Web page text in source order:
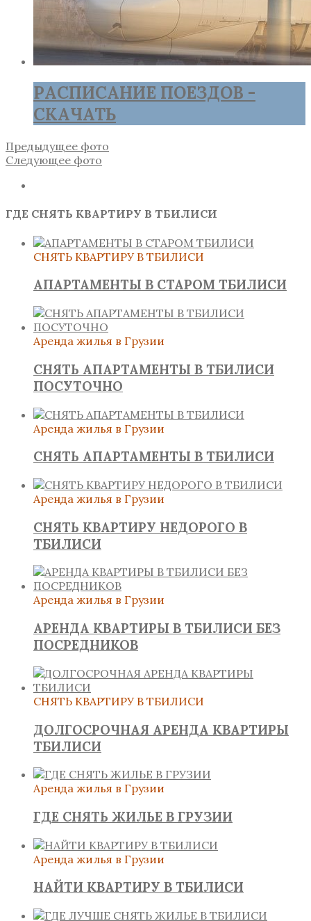
РАСПИСАНИЕ ПОЕЗДОВ -
СКАЧАТЬ
Предыдущее фото
Следующее фото
ГДЕ СНЯТЬ КВАРТИРУ В ТБИЛИСИ
СНЯТЬ КВАРТИРУ В ТБИЛИСИ
АПАРТАМЕНТЫ В СТАРОМ ТБИЛИСИ
Аренда жилья в Грузии
СНЯТЬ АПАРТАМЕНТЫ В ТБИЛИСИ
ПОСУТОЧНО
Аренда жилья в Грузии
СНЯТЬ АПАРТАМЕНТЫ В ТБИЛИСИ
Аренда жилья в Грузии
СНЯТЬ КВАРТИРУ НЕДОРОГО В
ТБИЛИСИ
Аренда жилья в Грузии
АРЕНДА КВАРТИРЫ В ТБИЛИСИ БЕЗ
ПОСРЕДНИКОВ
СНЯТЬ КВАРТИРУ В ТБИЛИСИ
ДОЛГОСРОЧНАЯ АРЕНДА КВАРТИРЫ
ТБИЛИСИ
Аренда жилья в Грузии
ГДЕ СНЯТЬ ЖИЛЬЕ В ГРУЗИИ
Аренда жилья в Грузии
НАЙТИ КВАРТИРУ В ТБИЛИСИ